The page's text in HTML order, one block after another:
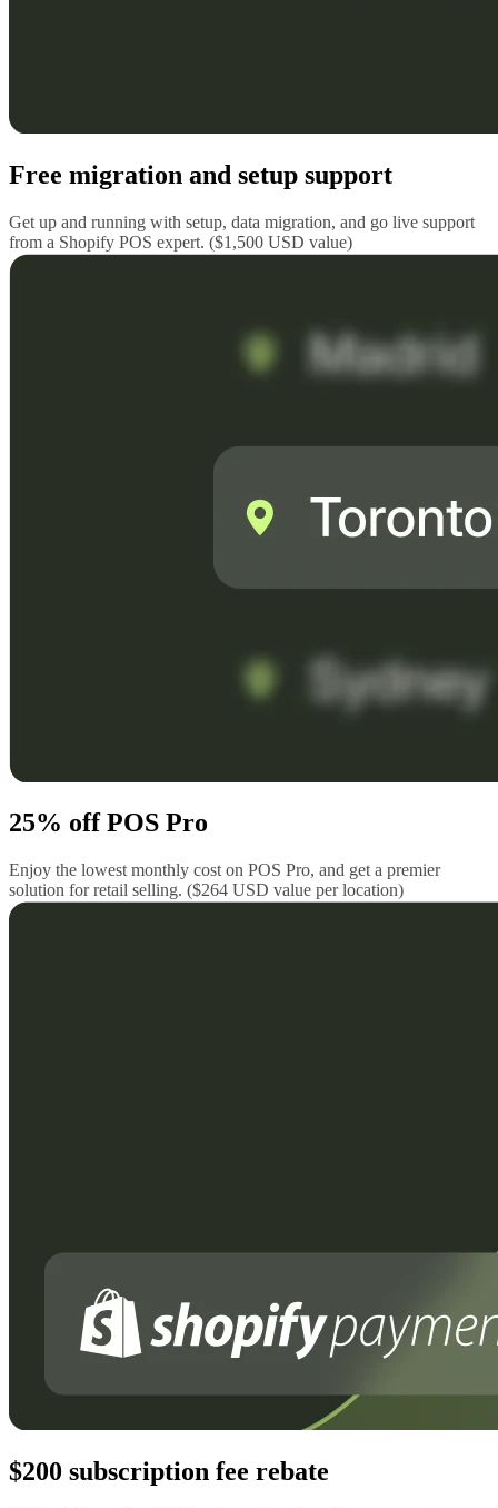
Free migration and setup support
Get up and running with setup, data migration, and go live support
from a Shopify POS expert. ($1,500 USD value)
25% off POS Pro
Enjoy the lowest monthly cost on POS Pro, and get a premier
solution for retail selling. ($264 USD value per location)
$200 subscription fee rebate